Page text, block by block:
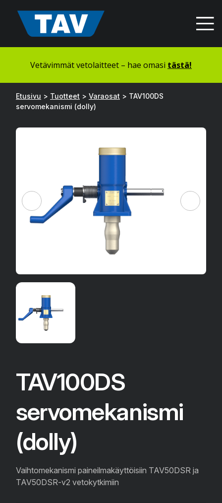
sisältöön
Vetävimmät vetolaitteet – hae omasi tästä!
Etusivu > Tuotteet > Varaosat > TAV100DS
servomekanismi (dolly)
TAV100DS
servomekanismi
(dolly)
Vaihtomekanismi paineilmakäyttöisiin TAV50DSR ja
TAV50DSR-v2 vetokytkimiin